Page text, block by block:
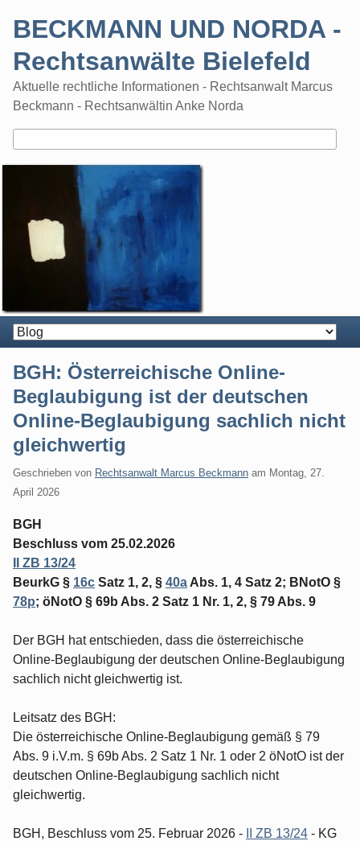
BECKMANN UND NORDA -
Rechtsanwälte Bielefeld
Aktuelle rechtliche Informationen - Rechtsanwalt Marcus
Beckmann - Rechtsanwältin Anke Norda
BGH: Österreichische Online-
Beglaubigung ist der deutschen
Online-Beglaubigung sachlich nicht
gleichwertig
Geschrieben von Rechtsanwalt Marcus Beckmann am Montag, 27.
April 2026
BGH
Beschluss vom 25.02.2026
II ZB 13/24
BeurkG § 16c Satz 1, 2, § 40a Abs. 1, 4 Satz 2; BNotO §
78p; öNotO § 69b Abs. 2 Satz 1 Nr. 1, 2, § 79 Abs. 9
Der BGH hat entschieden, dass die österreichische
Online-Beglaubigung der deutschen Online-Beglaubigung
sachlich nicht gleichwertig ist.
Leitsatz des BGH:
Die österreichische Online-Beglaubigung gemäß § 79
Abs. 9 i.V.m. § 69b Abs. 2 Satz 1 Nr. 1 oder 2 öNotO ist der
deutschen Online-Beglaubigung sachlich nicht
gleichwertig.
BGH, Beschluss vom 25. Februar 2026 - II ZB 13/24 - KG